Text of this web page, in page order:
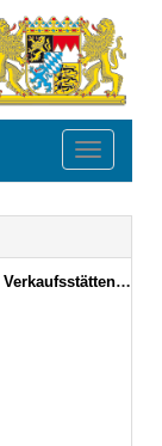
Toggle
(GVBl. S. 751) BayRS 2132-1-6-B (§§ 1–34)